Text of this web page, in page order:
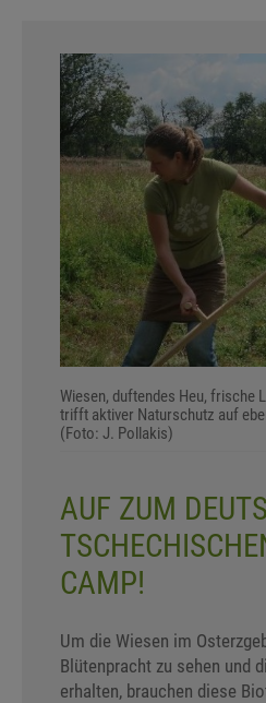
Wiesen, duftendes Heu, frische
trifft aktiver Naturschutz auf
(Foto: J. Pollakis)
AUF ZUM
CAMP!
Um die Wiesen im
Blütenpracht zu sehen und
erhalten, brauchen diese